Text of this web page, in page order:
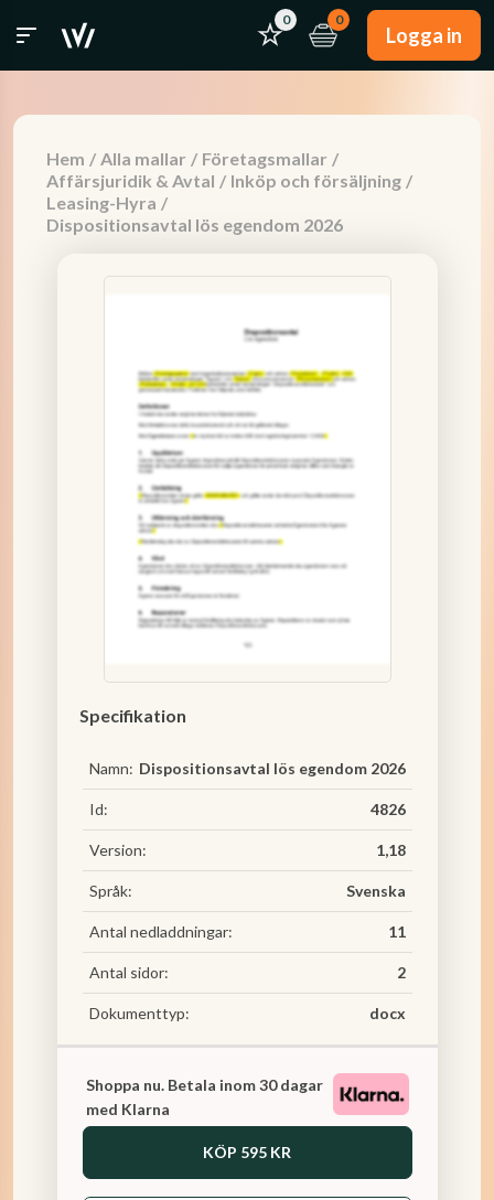
0 0
Logga in
Hem / Alla mallar / Företagsmallar /
Affärsjuridik & Avtal / Inköp och försäljning /
Leasing-Hyra /
Dispositionsavtal lös egendom 2026
Specifikation
Namn: Dispositionsavtal lös egendom 2026
Id: 4826
Version: 1,18
Språk: Svenska
Antal nedladdningar: 11
Antal sidor: 2
Dokumenttyp: docx
Shoppa nu. Betala inom 30 dagar
med Klarna
KÖP 595 KR